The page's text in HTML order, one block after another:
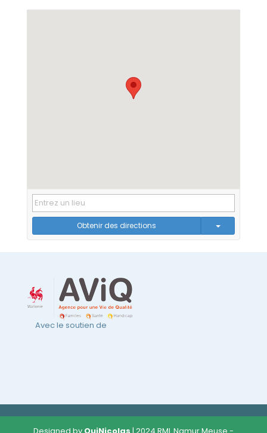
Obtenir des directions
Avec le soutien de
Designed by OuiNicolas | 2024 RML Namur Meuse -